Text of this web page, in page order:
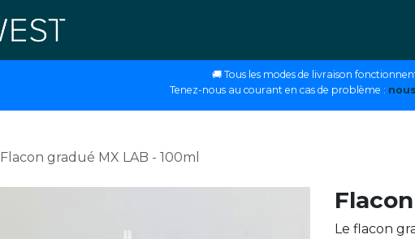
🚚 Tous les modes de livraison
Tenez-nous au courant en cas de problème :
Flacon gradué MX LAB - 100ml
Le flacon